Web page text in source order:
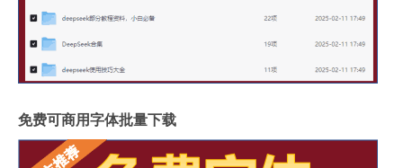
免费可商用字体批量下载